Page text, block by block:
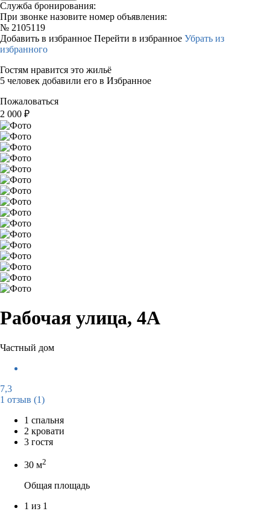
Служба бронирования:
При звонке назовите номер объявления:
№ 2105119
Добавить в избранное Перейти в избранное Убрать из
избранного
Гостям нравится это жильё
5 человек добавили его в Избранное
Пожаловаться
2 000 ₽
Рабочая улица, 4А
Частный дом
7,3
1 отзыв (1)
1 спальня
2 кровати
3 гостя
30 м2
Общая площадь
1 из 1